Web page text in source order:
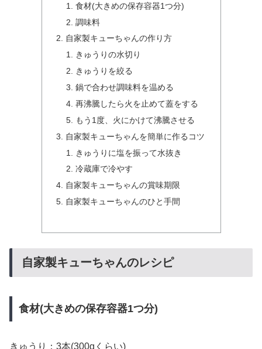
食材(大きめの保存容器1つ分)
調味料
自家製キューちゃんの作り方
きゅうりの水切り
きゅうりを絞る
鍋で合わせ調味料を温める
再沸騰したら火を止めて蓋をする
もう1度、火にかけて沸騰させる
自家製キューちゃんを簡単に作るコツ
きゅうりに塩を振って水抜き
冷蔵庫で冷やす
自家製キューちゃんの賞味期限
自家製キューちゃんのひと手間
自家製キューちゃんのレシピ
食材(大きめの保存容器1つ分)
きゅうり：3本(300gくらい)